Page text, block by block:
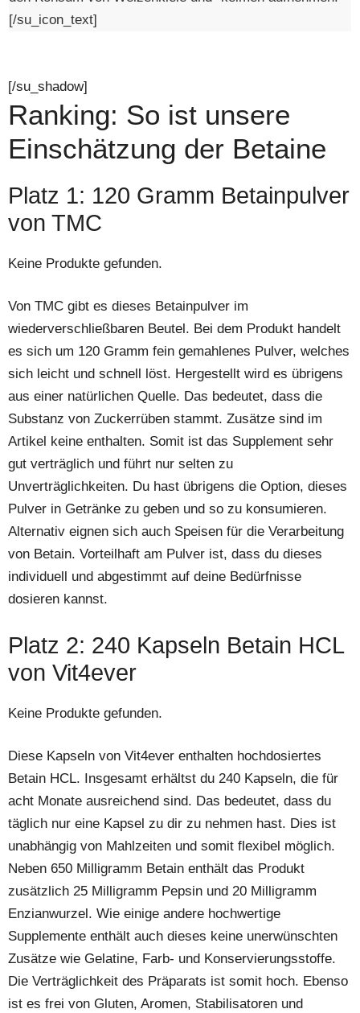
[/su_icon_text]
[/su_shadow]
Ranking: So ist unsere
Einschätzung der Betaine
Platz 1: 120 Gramm Betainpulver
von TMC
Keine Produkte gefunden.
Von TMC gibt es dieses Betainpulver im
wiederverschließbaren Beutel. Bei dem Produkt handelt
es sich um 120 Gramm fein gemahlenes Pulver, welches
sich leicht und schnell löst. Hergestellt wird es übrigens
aus einer natürlichen Quelle. Das bedeutet, dass die
Substanz von Zuckerrüben stammt. Zusätze sind im
Artikel keine enthalten. Somit ist das Supplement sehr
gut verträglich und führt nur selten zu
Unverträglichkeiten. Du hast übrigens die Option, dieses
Pulver in Getränke zu geben und so zu konsumieren.
Alternativ eignen sich auch Speisen für die Verarbeitung
von Betain. Vorteilhaft am Pulver ist, dass du dieses
individuell und abgestimmt auf deine Bedürfnisse
dosieren kannst.
Platz 2: 240 Kapseln Betain HCL
von Vit4ever
Keine Produkte gefunden.
Diese Kapseln von Vit4ever enthalten hochdosiertes
Betain HCL. Insgesamt erhältst du 240 Kapseln, die für
acht Monate ausreichend sind. Das bedeutet, dass du
täglich nur eine Kapsel zu dir zu nehmen hast. Dies ist
unabhängig von Mahlzeiten und somit flexibel möglich.
Neben 650 Milligramm Betain enthält das Produkt
zusätzlich 25 Milligramm Pepsin und 20 Milligramm
Enzianwurzel. Wie einige andere hochwertige
Supplemente enthält auch dieses keine unerwünschten
Zusätze wie Gelatine, Farb- und Konservierungsstoffe.
Die Verträglichkeit des Präparats ist somit hoch. Ebenso
ist es frei von Gluten, Aromen, Stabilisatoren und